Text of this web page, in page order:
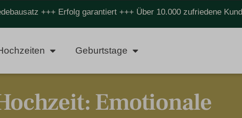
+++ Erfolg garantiert +++ Über 10.000 zufriedene
Geburtstage
Emotionale